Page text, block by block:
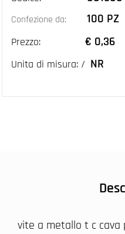
Confezione da: 100 PZ
Prezzo: € 0,36
Unita di misura: / NR
vite a metallo t c cava